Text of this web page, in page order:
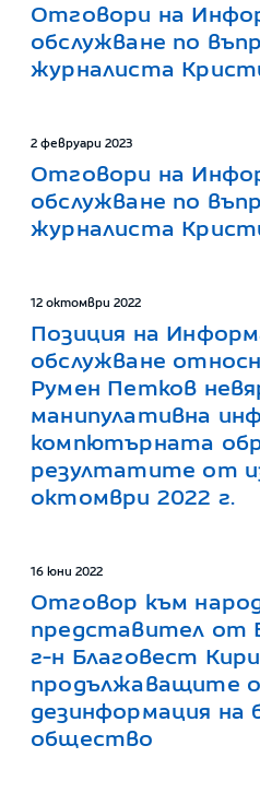
Отговори на
обслужване по
журналиста
2 февруари 2023
Отговори на
обслужване по
журналиста
12 октомври 2022
Позиция на
обслужване
Румен Петков
манипулативна
компютърната
резултатите от
октомври 2022 г.
16 юни 2022
Отговор към
представител от
г-н Благовест
продължаващите
дезинформация на
общество